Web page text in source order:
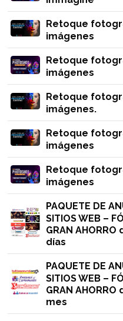
Retoque
imágenes
Retoque
imágenes
Retoque
imágenes.
Retoque
imágenes
Retoque
imágenes
PAQUETE DE
SITIOS WEB –
GRAN
días
PAQUETE DE
SITIOS WEB –
GRAN AHORRO
mes